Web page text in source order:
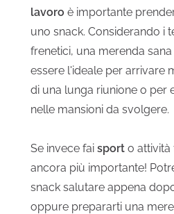
lavoro è importante
uno snack. Considerando i
frenetici, una merenda
essere l'ideale per arrivare
di una lunga riunione o per
nelle mansioni da svolgere.
Se invece fai sport o attività
ancora più importante!
snack salutare appena
oppure prepararti una